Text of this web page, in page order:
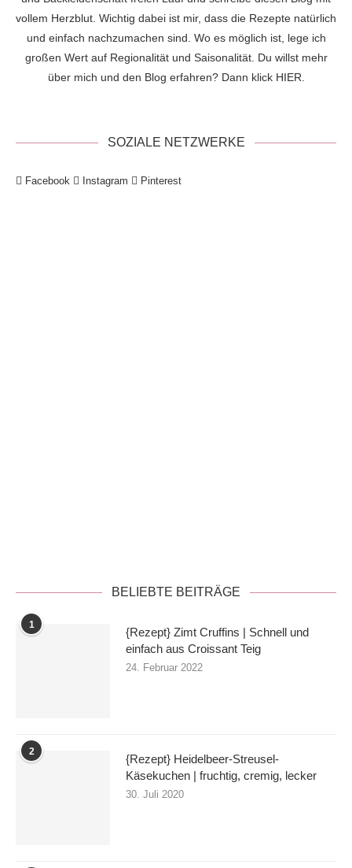
vollem Herzblut. Wichtig dabei ist mir, dass die Rezepte natürlich
und einfach nachzumachen sind. Wo es möglich ist, lege ich
großen Wert auf Regionalität und Saisonalität. Du willst mehr
über mich und den Blog erfahren? Dann klick HIER
SOZIALE NETZWERKE
Facebook Instagram Pinterest
BELIEBTE BEITRÄGE
1
{Rezept} Zimt Cruffins | Schnell und
einfach aus Croissant Teig
24. Februar 2022
2
{Rezept} Heidelbeer-Streusel-
Käsekuchen | fruchtig, cremig, lecker
30. Juli 2020